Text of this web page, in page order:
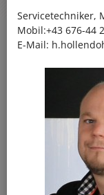
Servicetechniker,
Mobil:+43 676-44
E-Mail: